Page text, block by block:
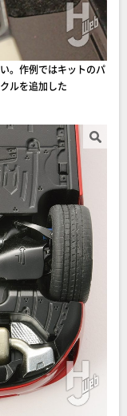
。作例ではキットのパ
ルを追加した